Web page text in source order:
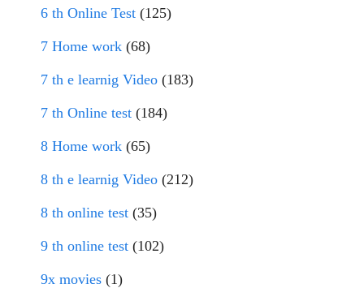
6 th Online Test (125)
7 Home work (68)
7 th e learnig Video (183)
7 th Online test (184)
8 Home work (65)
8 th e learnig Video (212)
8 th online test (35)
9 th online test (102)
9x movies (1)